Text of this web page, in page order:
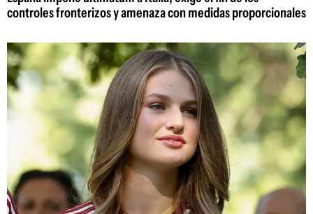
controles fronterizos y amenaza con medidas proporcionales